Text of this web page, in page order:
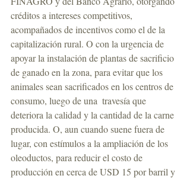
créditos a intereses competitivos,
acompañados de incentivos como el de la
capitalización rural. O con la urgencia de
apoyar la instalación de plantas de sacrificio
de ganado en la zona, para evitar que los
animales sean sacrificados en los centros de
consumo, luego de una  travesía que
deteriora la calidad y la cantidad de la carne
producida. O, aun cuando suene fuera de
lugar, con estímulos a la ampliación de los
oleoductos, para reducir el costo de
producción en cerca de USD 15 por barril y